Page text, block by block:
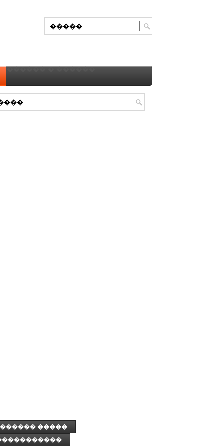
������ � ������
�����